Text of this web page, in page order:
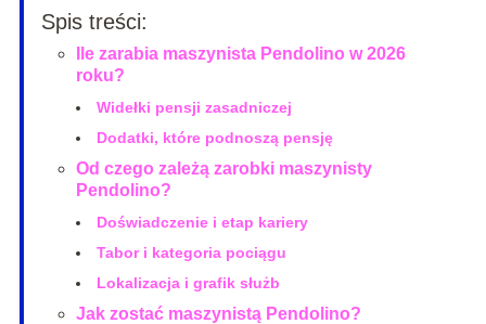
Spis treści:
Ile zarabia maszynista Pendolino w 2026
roku?
Widełki pensji zasadniczej
Dodatki, które podnoszą pensję
Od czego zależą zarobki maszynisty
Pendolino?
Doświadczenie i etap kariery
Tabor i kategoria pociągu
Lokalizacja i grafik służb
Jak zostać maszynistą Pendolino?